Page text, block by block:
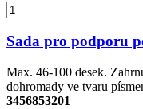
Sada pro podporu
Max. 46-100 desek.
dohromady ve tvaru
3456853201